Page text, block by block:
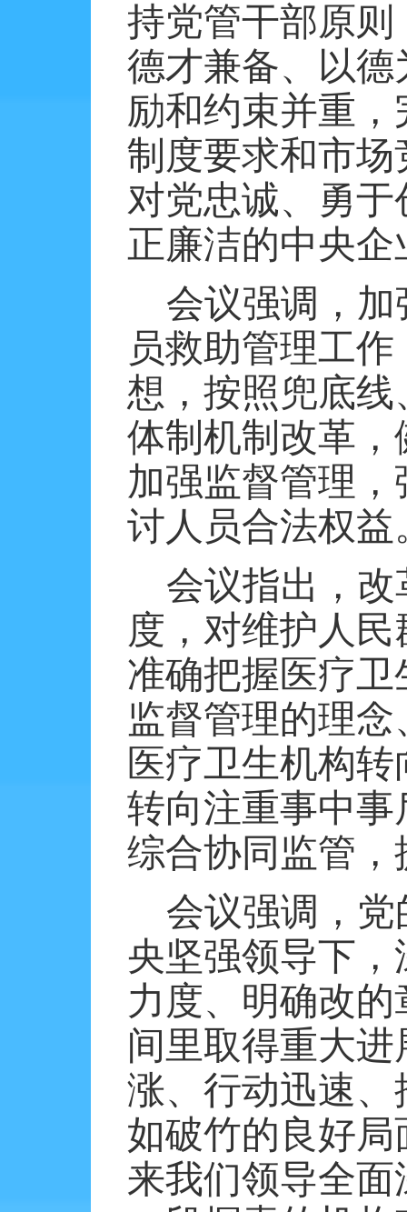
持党管干部原
德才兼备、以
励和约束并重
制度要求和市
对党忠诚、勇
正廉洁的中央
会议强调，
员救助管理工
想，按照兜底
体制机制改革
加强监督管理
讨人员合法权益
会议指出，
度，对维护人
准确把握医疗
监督管理的理
医疗卫生机构
转向注重事中
综合协同监管
会议强调，
央坚强领导下
力度、明确改
间里取得重大
涨、行动迅速
如破竹的良好
来我们领导全